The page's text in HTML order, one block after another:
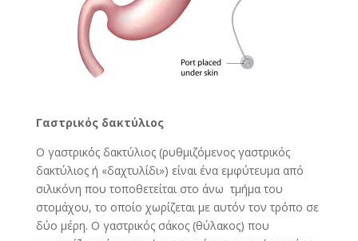
Γαστρικός δακτύλιος
Ο γαστρικός δακτύλιος (ρυθμιζόμενος γαστρικός
δακτύλιος ή «δαχτυλίδι») είναι ένα εμφύτευμα από
σιλικόνη που τοποθετείται στο άνω τμήμα του
στομάχου, το οποίο χωρίζεται με αυτόν τον τρόπο σε
δύο μέρη. Ο γαστρικός σάκος (θύλακος) που